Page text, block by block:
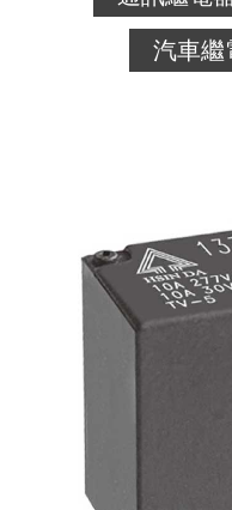
汽車繼